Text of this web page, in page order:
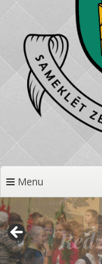
Menu